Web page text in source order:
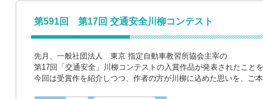
第591回 第17回 交通安全川柳コンテスト
先月、一般社団法人 東京 指定自動車教習所協会主宰の
第17回「交通安全」川柳コンテストの入賞作品が発表されたこと
今回は受賞作を紹介しつつ、作者の方が川柳に込めた思いを、ご